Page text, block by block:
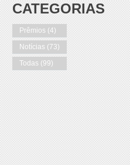
CATEGORIAS
Prêmios (4)
Notícias (73)
Todas (99)